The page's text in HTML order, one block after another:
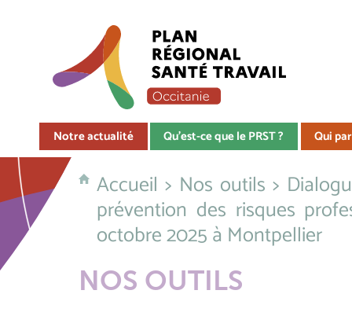
Notre actualité Qu'est-ce que le PRST ? Qui
Accueil > Nos outils >
prévention des risques
octobre 2025 à Montpellier
NOS OUTILS